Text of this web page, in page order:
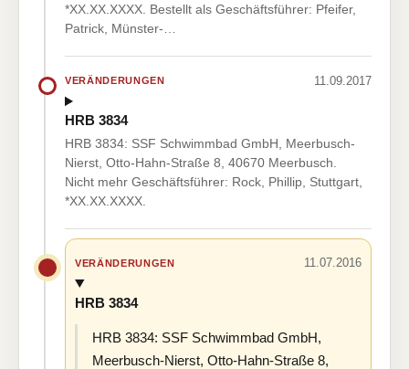
*XX.XX.XXXX. Bestellt als Geschäftsführer: Pfeifer,
Patrick, Münster-…
VERÄNDERUNGEN 11.09.2017
HRB 3834
HRB 3834: SSF Schwimmbad GmbH, Meerbusch-
Nierst, Otto-Hahn-Straße 8, 40670 Meerbusch.
Nicht mehr Geschäftsführer: Rock, Phillip, Stuttgart,
*XX.XX.XXXX.
VERÄNDERUNGEN 11.07.2016
HRB 3834
HRB 3834: SSF Schwimmbad GmbH,
Meerbusch-Nierst, Otto-Hahn-Straße 8,